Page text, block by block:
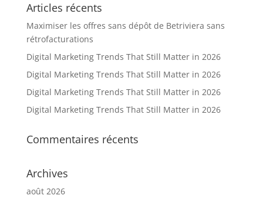
Articles récents
Maximiser les offres sans dépôt de Betriviera sans
rétrofacturations
Digital Marketing Trends That Still Matter in 2026
Digital Marketing Trends That Still Matter in 2026
Digital Marketing Trends That Still Matter in 2026
Digital Marketing Trends That Still Matter in 2026
Commentaires récents
Archives
août 2026